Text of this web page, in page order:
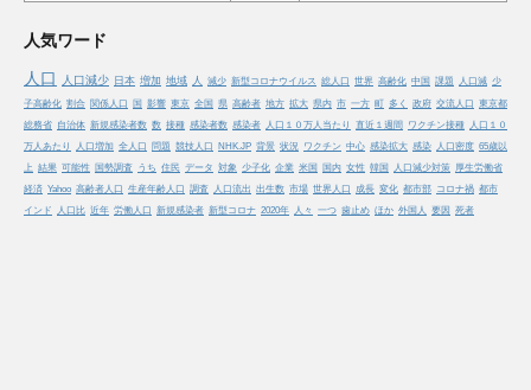
人気ワード
人口
人口減少 日本 増加 地域 人 減少 新型コロナウイルス 総人口 世界 高齢化 中国 課題 人口減 少
子高齢化 割合 関係人口 国 影響 東京 全国 県 高齢者 地方 拡大 県内 市 一方 町 多く 政府 交流人口 東京都
総務省 自治体 新規感染者数 数 接種 感染者数 感染者 人口１０万人当たり 直近１週間 ワクチン接種 人口１０
万人あたり
人口増加 全人口 問題 競技人口 NHK.JP 背景 状況 ワクチン 中心 感染拡大 感染 人口密度 65歳以
上 結果 可能性 国勢調査 うち 住民 データ 対象 少子化 企業 米国 国内 女性 韓国 人口減少対策
厚生労働省
経済 Yahoo 高齢者人口 生産年齢人口 調査 人口流出 出生数 市場 世界人口 成長 変化 都市部 コロナ禍 都市
インド
人口比 近年 労働人口 新規感染者 新型コロナ 2020年 人々 一つ 歯止め ほか 外国人 要因 死者